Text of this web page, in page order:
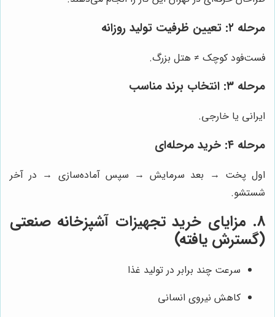
مرحله ۲: تعیین ظرفیت تولید روزانه
فست‌فود کوچک ≠ هتل بزرگ.
مرحله ۳: انتخاب برند مناسب
ایرانی یا خارجی.
مرحله ۴: خرید مرحله‌ای
اول پخت → بعد سرمایش → سپس آماده‌سازی → در آخر
شستشو.
8. مزایای خرید تجهیزات آشپزخانه صنعتی
(گسترش یافته)
سرعت چند برابر در تولید غذا
کاهش نیروی انسانی